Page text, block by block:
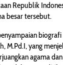
Republik
besar tersebut.
M.Pd.I, yang
agama